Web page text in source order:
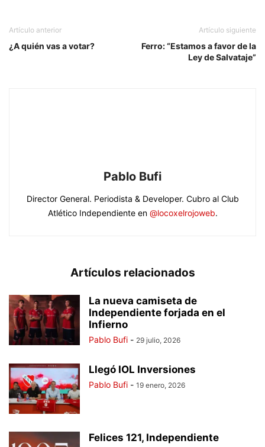
Artículo anterior
¿A quién vas a votar?
Artículo siguiente
Ferro: “Estamos a favor de la
Ley de Salvataje”
Pablo Bufi
Director General. Periodista & Developer. Cubro al Club
Atlético Independiente en @locoxelrojoweb.
Artículos relacionados
La nueva camiseta de
Independiente forjada en el
Infierno
Pablo Bufi - 29 julio, 2026
Llegó IOL Inversiones
Pablo Bufi - 19 enero, 2026
Felices 121, Independiente